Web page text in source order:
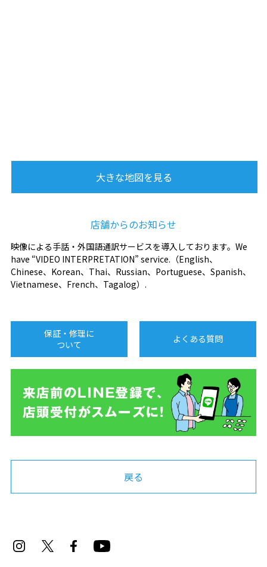
大きな地図を見る
店舗からのお知らせ
映像による手話・外国語通訳サービスを導入しております。We
have “VIDEO INTERPRETATION” service.（English、
Chinese、Korean、Thai、Russian、Portuguese、Spanish、
Vietnamese、French、Tagalog）.
保証・修理に
ついて
よくある質問
戻る